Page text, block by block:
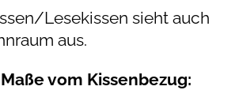
Lesekissen sieht auch
aus.
vom Kissenbezug: